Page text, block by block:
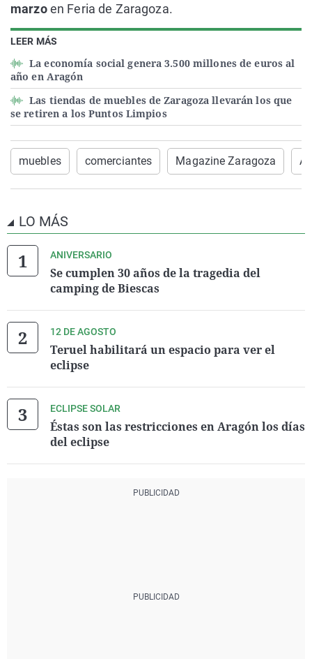
LEER MÁS
La economía social genera 3.500 millones de euros al
año en Aragón
Las tiendas de muebles de Zaragoza llevarán los que
se retiren a los Puntos Limpios
marzoen Feria de Zaragoza.
muebles comerciantes Magazine Zaragoza
LO MÁS
ANIVERSARIO
Se cumplen 30 años de la tragedia del
camping de Biescas
12 DE AGOSTO
Teruel habilitará un espacio para ver el
eclipse
ECLIPSE SOLAR
Éstas son las restricciones en Aragón los días
del eclipse